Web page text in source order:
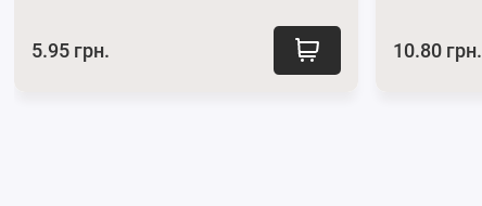
5.95 грн. 10.80 грн.